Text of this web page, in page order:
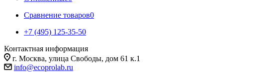
Сравнение товаров0
+7 (495) 125-35-50
Контактная информация
г. Москва, улица Свободы, дом 61 к.1
info@ecoprolab.ru